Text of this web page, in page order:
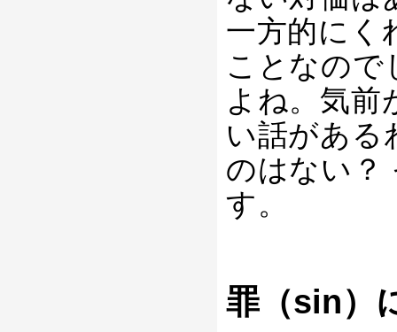
一方的にく
ことなので
よね。気前
い話がある
のはない？
す。
罪（sin）